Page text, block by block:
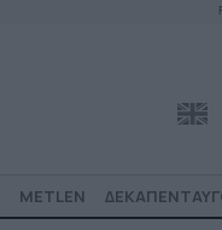
METLEN